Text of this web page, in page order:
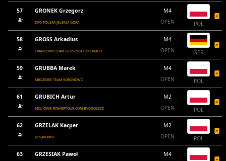
57 GRONEK Grzegorz
DPD POLSKA JELENIA GORA
M4
OPEN
POL
58 GROSS Arkadius
CRANBERRY TEAM GLUSZYCA FISCHBACH
M4
OPEN
GER
59 GRUBBA Marek
MROZBIKE TEAM KORONOWO
M4
OPEN
POL
61 GRUBICH Artur
SISU-OWB ROWERTOUR.COM BYDGOSZCZ
M2
OPEN
POL
62 GRZELAK Kacper
KOSAKOWO
M2
OPEN
POL
63 GRZESIAK Paweł
M4